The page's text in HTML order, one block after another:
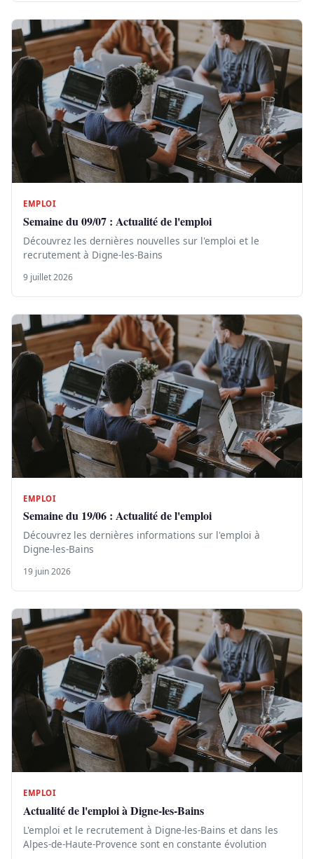
EMPLOI
Semaine du 09/07 : Actualité de l'emploi
Découvrez les dernières nouvelles sur l'emploi et le
recrutement à Digne-les-Bains
9 juillet 2026
EMPLOI
Semaine du 19/06 : Actualité de l'emploi
Découvrez les dernières informations sur l'emploi à
Digne-les-Bains
19 juin 2026
EMPLOI
Actualité de l'emploi à Digne-les-Bains
L'emploi et le recrutement à Digne-les-Bains et dans les
Alpes-de-Haute-Provence sont en constante évolution